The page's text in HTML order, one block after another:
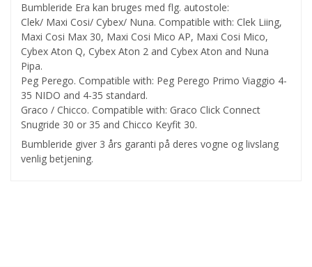
Bumbleride Era kan bruges med flg. autostole:
Clek/ Maxi Cosi/ Cybex/ Nuna. Compatible with: Clek Liing,
Maxi Cosi Max 30, Maxi Cosi Mico AP, Maxi Cosi Mico,
Cybex Aton Q, Cybex Aton 2 and Cybex Aton and Nuna
Pipa.
Peg Perego. Compatible with: Peg Perego Primo Viaggio 4-
35 NIDO and 4-35 standard.
Graco / Chicco. Compatible with: Graco Click Connect
Snugride 30 or 35 and Chicco Keyfit 30.
Bumbleride giver 3 års garanti på deres vogne og livslang
venlig betjening.